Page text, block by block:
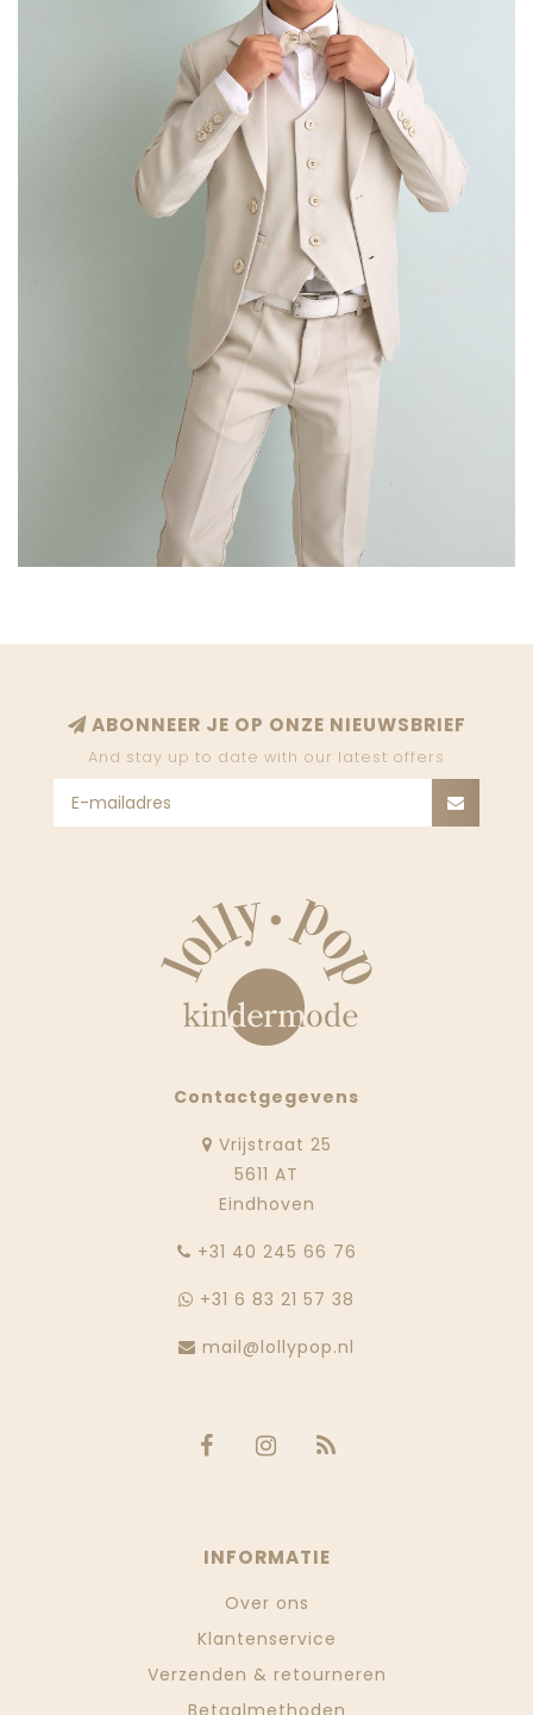
ABONNEER JE OP ONZE NIEUWSBRIEF
And stay up to date with our latest offers
Contactgegevens
Vrijstraat 25
5611 AT
Eindhoven
‭+31 40 245 66 76
+31 6 83 21 57 38
mail@lollypop.nl
INFORMATIE
Over ons
Klantenservice
Verzenden & retourneren
Betaalmethoden